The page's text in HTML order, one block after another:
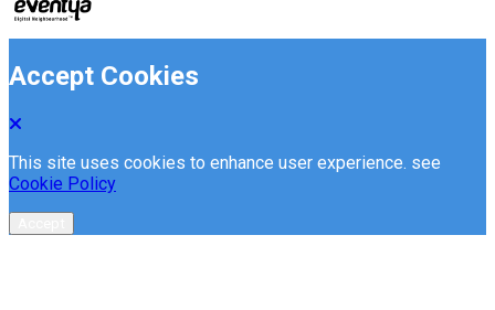
Accept Cookies
This site uses cookies to enhance user experience. see
Cookie Policy